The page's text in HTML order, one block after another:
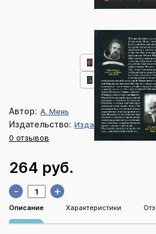
Автор: А. Мень
Издательство: Издательский дом
0 отзывов
264 руб.
- +
Описание Характеристики